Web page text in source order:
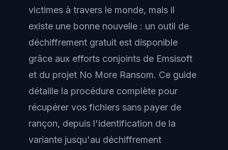
victimes à travers le monde, mais il
existe une bonne nouvelle : un outil de
déchiffrement gratuit est disponible
grâce aux efforts conjoints de Emsisoft
et du projet No More Ransom. Ce guide
détaille la procédure complète pour
récupérer vos fichiers sans payer de
rançon, depuis l'identification de la
variante jusqu'au déchiffrement